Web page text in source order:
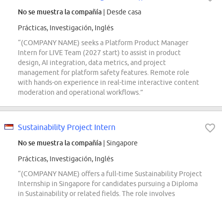
No se muestra la compañía | Desde casa
Prácticas, Investigación, Inglés
“(COMPANY NAME) seeks a Platform Product Manager
Intern for LIVE Team (2027 start) to assist in product
design, AI integration, data metrics, and project
management for platform safety features. Remote role
with hands-on experience in real-time interactive content
moderation and operational workflows.”
Sustainability Project Intern
No se muestra la compañía | Singapore
Prácticas, Investigación, Inglés
“(COMPANY NAME) offers a full-time Sustainability Project
Internship in Singapore for candidates pursuing a Diploma
in Sustainability or related fields. The role involves